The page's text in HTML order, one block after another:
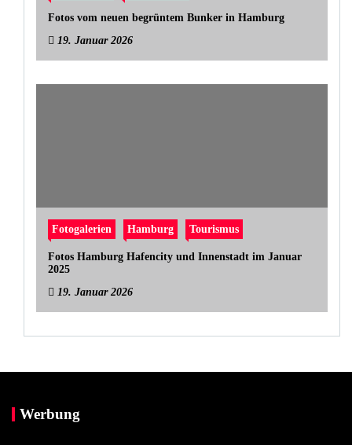
Fotos vom neuen begrüntem Bunker in Hamburg
19. Januar 2026
Fotogalerien Hamburg Tourismus
Fotos Hamburg Hafencity und Innenstadt im Januar
2025
19. Januar 2026
Werbung